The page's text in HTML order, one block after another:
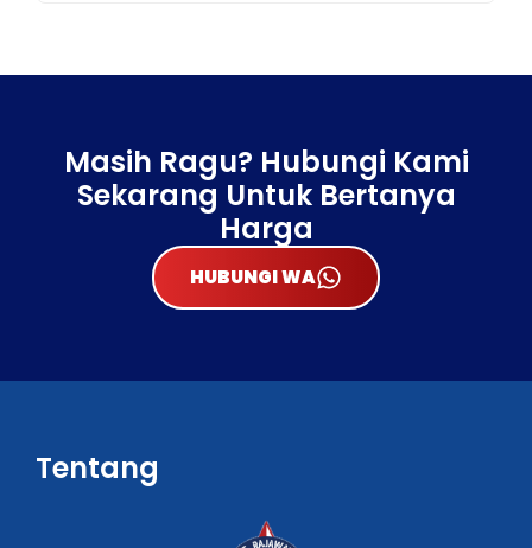
Masih Ragu? Hubungi Kami
Sekarang Untuk Bertanya
Harga
HUBUNGI WA
Tentang